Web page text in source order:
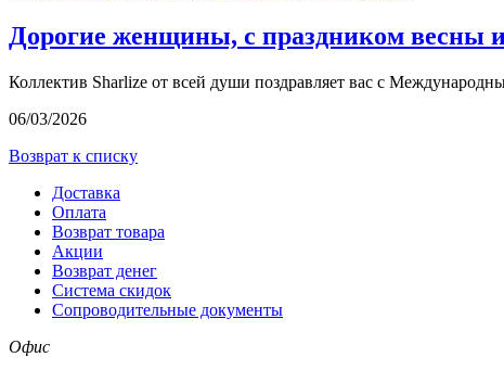
Дорогие женщины, с праздником весны
Коллектив Sharlize от всей души поздравляет вас с
06/03/2026
Возврат к списку
Доставка
Оплата
Возврат товара
Акции
Возврат денег
Система скидок
Сопроводительные документы
Офис